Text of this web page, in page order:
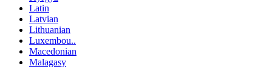
Latin
Latvian
Lithuanian
Luxembou..
Macedonian
Malagasy